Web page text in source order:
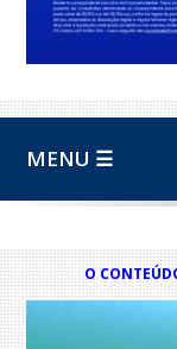
MENU ☰
O